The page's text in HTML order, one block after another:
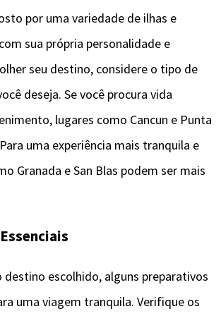
por uma variedade de ilhas e
sua própria personalidade e
seu destino, considere o tipo de
deseja. Se você procura vida
lugares como Cancun e Punta
uma experiência mais tranquila e
Granada e San Blas podem ser mais
destino escolhido, alguns preparativos
uma viagem tranquila. Verifique os